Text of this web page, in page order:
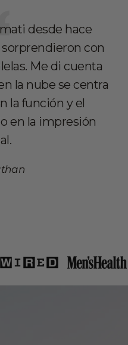
desde hace
con
Me di cuenta
la nube se centra
la función y el
en la impresión